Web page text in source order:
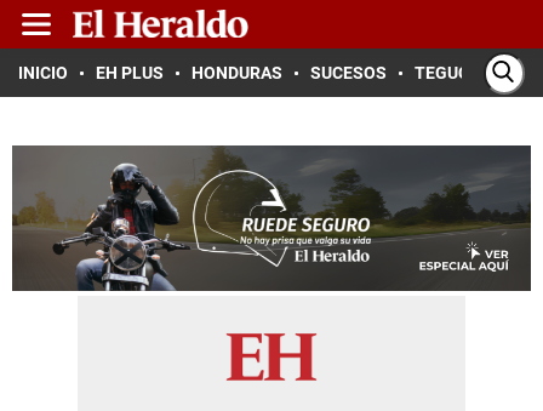
INICIO EH PLUS HONDURAS SUCESOS TEGUCIGALPA